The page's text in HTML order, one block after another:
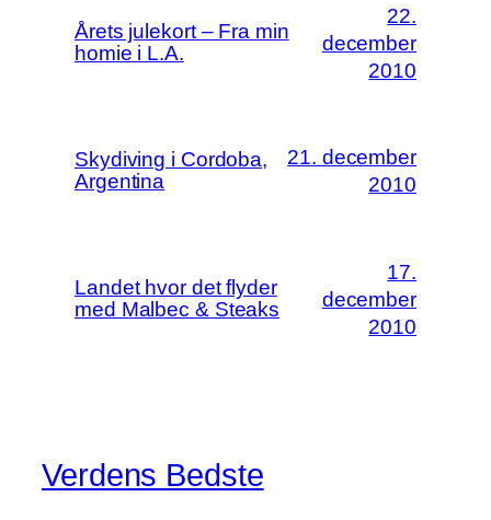
Årets julekort – Fra min
homie i L.A.
22.
december
2010
Skydiving i Cordoba,
Argentina
21. december
2010
Landet hvor det flyder
med Malbec & Steaks
17.
december
2010
Verdens Bedste